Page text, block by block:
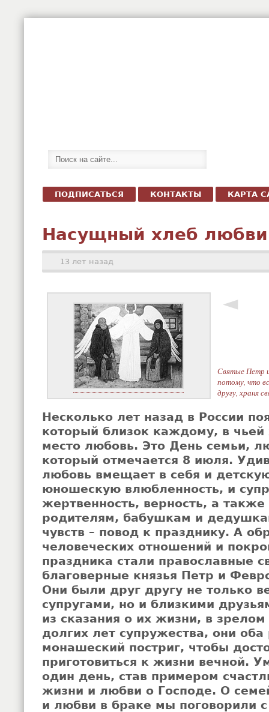
ПОДПИСАТЬСЯ КОНТАКТЫ КАРТА
Насущный хлеб любви
13 лет назад
◄
Святые Петр
потому, что
другу, храня
Несколько лет назад в России
который близок каждому, в чьей
место любовь. Это День семьи,
который отмечается 8 июля.
любовь вмещает в себя и
юношескую влюбленность, и
жертвенность, верность, а
родителям, бабушкам и
чувств – повод к празднику. А
человеческих отношений и
праздника стали православные
благоверные князья Петр и
Они были друг другу не только
супругами, но и близкими
из сказания о их жизни, в зрелом
долгих лет супружества, они
монашеский постриг, чтобы
приготовиться к жизни вечной.
один день, став примером
жизни и любви о Господе. О
и любви в браке мы поговорили